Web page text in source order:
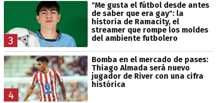
3
"Me gusta el fútbol desde antes
de saber que era gay": la
historia de Ramacity, el
streamer que rompe los moldes
del ambiente futbolero
4
Bomba en el mercado de pases:
Thiago Almada será nuevo
jugador de River con una cifra
histórica